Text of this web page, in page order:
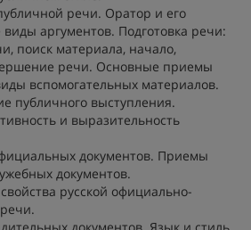
речи. Оратор и его
аргументов. Подготовка речи:
поиск материала, начало,
речи. Основные приемы
вспомогательных материалов.
публичного выступления.
и выразительность
документов. Приемы
документов.
русской официально-